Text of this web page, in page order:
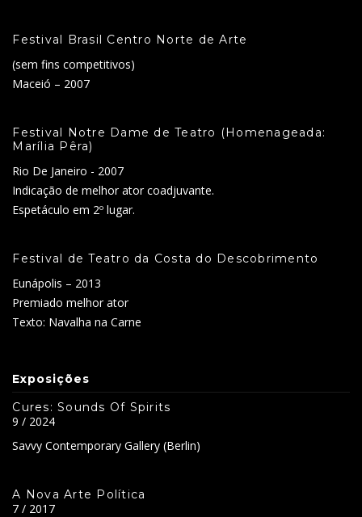
Festival Brasil Centro Norte de Arte
(sem fins competitivos)
Maceió – 2007
Festival Notre Dame de Teatro (Homenageada:
Marília Pêra)
Rio De Janeiro - 2007
Indicação de melhor ator coadjuvante.
Espetáculo em 2º lugar.
Festival de Teatro da Costa do Descobrimento
Eunápolis – 2013
Premiado melhor ator
Texto: Navalha na Carne
Exposições
Cures: Sounds Of Spirits
9 / 2024
Savvy Contemporary Gallery (Berlin)
A Nova Arte Política
7 / 2017